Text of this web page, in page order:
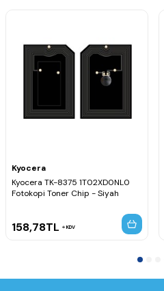
Kyocera
Kyocera TK-8375 1T02XD0NL0
Fotokopi Toner Chip - Siyah
158,78TL KDV